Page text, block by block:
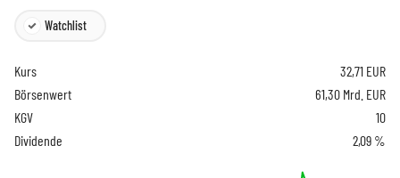
Watchlist
Kurs 32,71 EUR
Börsenwert
61,30 Mrd. EUR
KGV
10
Dividende
2,09 %